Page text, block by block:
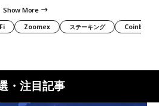
Show More
Zoomex ステーキング Coinbase
・注目記事